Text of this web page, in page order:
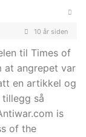
10 år siden
til Times of
at angrepet var
en artikkel og
tillegg så
is
of the